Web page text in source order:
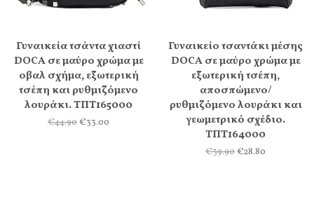
Γυναικεία τσάντα χιαστί
DOCA σε μαύρο χρώμα με
οβαλ σχήμα, εξωτερική
τσέπη και ρυθμιζόμενο
λουράκι. ΤΠΤ165000
€44.90€33.00
Γυναικείο τσαντάκι μέσης
DOCA σε μαύρο χρώμα με
εξωτερική τσέπη,
αποσπώμενο/
ρυθμιζόμενο λουράκι και
γεωμετρικό σχέδιο.
ΤΠΤ164000
€39.90€28.80